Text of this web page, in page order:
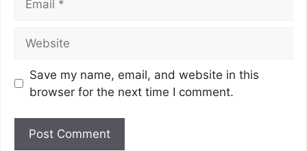
Save my name, email, and website in this
browser for the next time I comment.